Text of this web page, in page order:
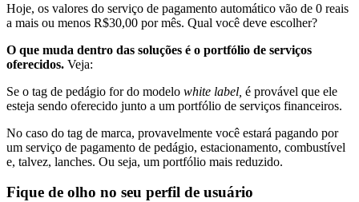
Hoje, os valores do serviço de pagamento automático vão de 0 reais
a mais ou menos R$30,00 por mês. Qual você deve escolher?
O que muda dentro das soluções é o portfólio de serviços
oferecidos. Veja:
Se o tag de pedágio for do modelo white label, é provável que ele
esteja sendo oferecido junto a um portfólio de serviços financeiros.
No caso do tag de marca, provavelmente você estará pagando por
um serviço de pagamento de pedágio, estacionamento, combustível
e, talvez, lanches. Ou seja, um portfólio mais reduzido.
Fique de olho no seu perfil de usuário